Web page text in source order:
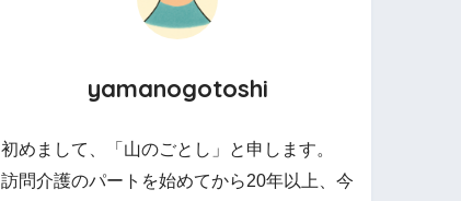
yamanogotoshi
初めまして、「山のごとし」と申します。
訪問介護のパートを始めてから20年以上、今